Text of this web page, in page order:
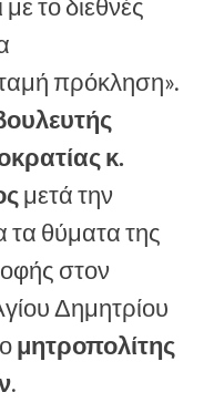
το διεθνές
πρόκληση».
κ.
μετά την
τα θύματα της
στον
Δημητρίου
μητροπολίτης
.